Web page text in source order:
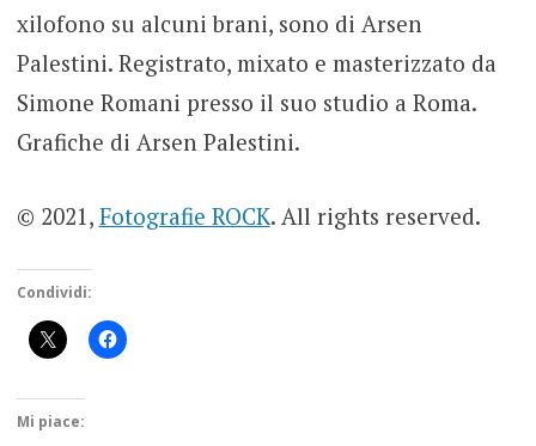
xilofono su alcuni brani, sono di Arsen
Palestini. Registrato, mixato e masterizzato da
Simone Romani presso il suo studio a Roma.
Grafiche di Arsen Palestini.
© 2021, Fotografie ROCK. All rights reserved.
Condividi:
Mi piace: